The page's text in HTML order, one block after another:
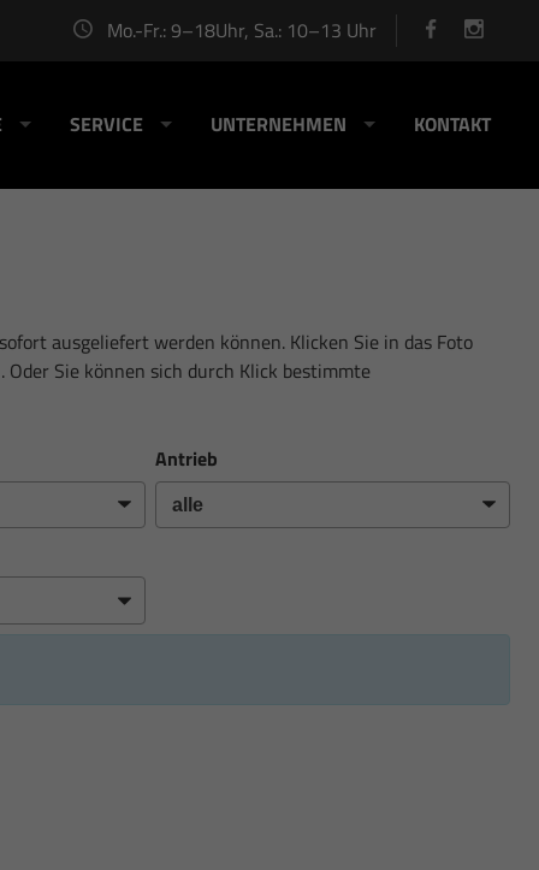
Mo.-Fr.: 9–18Uhr, Sa.: 10–13 Uhr
SERVICE UNTERNEHMEN KONTAKT
ausgeliefert werden können. Klicken Sie in das Foto
Oder Sie können sich durch Klick bestimmte
Antrieb